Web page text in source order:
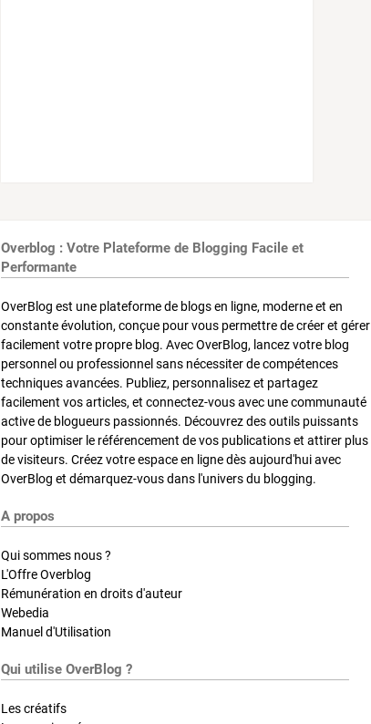
Overblog : Votre Plateforme de Blogging Facile et
Performante
OverBlog est une plateforme de blogs en ligne, moderne et en
constante évolution, conçue pour vous permettre de créer et gérer
facilement votre propre blog. Avec OverBlog, lancez votre blog
personnel ou professionnel sans nécessiter de compétences
techniques avancées. Publiez, personnalisez et partagez
facilement vos articles, et connectez-vous avec une communauté
active de blogueurs passionnés. Découvrez des outils puissants
pour optimiser le référencement de vos publications et attirer plus
de visiteurs. Créez votre espace en ligne dès aujourd'hui avec
OverBlog et démarquez-vous dans l'univers du blogging.
A propos
Qui sommes nous ?
L'Offre Overblog
Rémunération en droits d'auteur
Webedia
Manuel d'Utilisation
Qui utilise OverBlog ?
Les créatifs